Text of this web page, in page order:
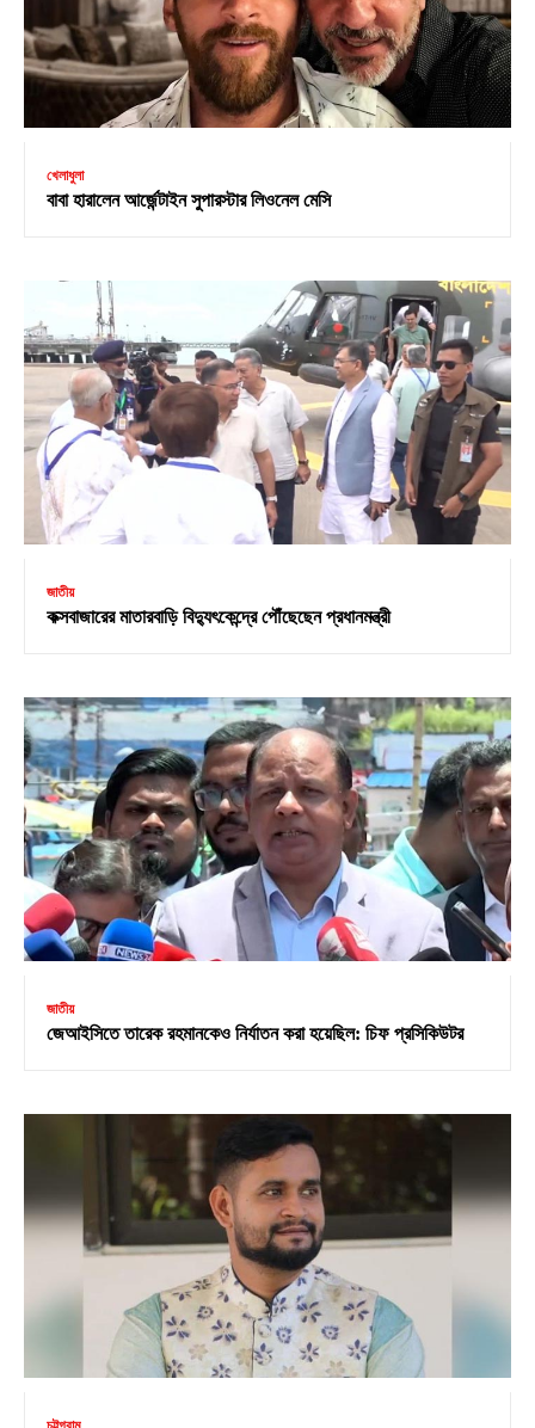
খেলাধুলা
বাবা হারালেন আর্জেন্টাইন সুপারস্টার লিওনেল মেসি
জাতীয়
কক্সবাজারের মাতারবাড়ি বিদ্যুৎকেন্দ্রে পৌঁছেছেন প্রধানমন্ত্রী
জাতীয়
জেআইসিতে তারেক রহমানকেও নির্যাতন করা হয়েছিল: চিফ প্রসিকিউটর